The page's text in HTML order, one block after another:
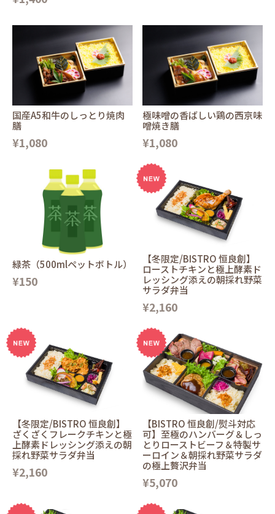
国産A5和牛のしっとり焼肉
膳
¥1,080
極味噌の香ばしい鶏の西京味
噌焼き膳
¥1,080
緑茶（500mlペットボトル）
¥150
【冬限定/BISTRO 恒良創】
ローストチキンと極上酵素ド
レッシング添えの朝採れ野菜
サラダ弁当
¥2,160
【冬限定/BISTRO 恒良創】
ざくざくフレークチキンと極
上酵素ドレッシング添えの朝
採れ野菜サラダ弁当
¥2,160
【BISTRO 恒良創/熨斗対応
可】至極のハンバーグ＆しっ
とりローストビーフ＆特製サ
ーロイン＆朝採れ野菜サラダ
の極上贅沢弁当
¥5,070